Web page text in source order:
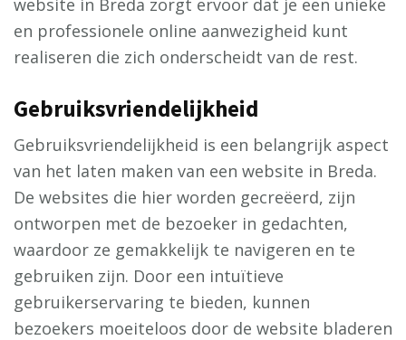
en professionele online aanwezigheid kunt
realiseren die zich onderscheidt van de rest.
Gebruiksvriendelijkheid
Gebruiksvriendelijkheid is een belangrijk aspect
van het laten maken van een website in Breda.
De websites die hier worden gecreëerd, zijn
ontworpen met de bezoeker in gedachten,
waardoor ze gemakkelijk te navigeren en te
gebruiken zijn. Door een intuïtieve
gebruikerservaring te bieden, kunnen
bezoekers moeiteloos door de website bladeren